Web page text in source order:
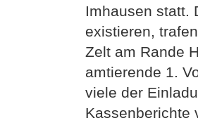
Imhausen statt.
existieren,
Zelt am Rande
amtierende 1.
viele der
Kassenberichte